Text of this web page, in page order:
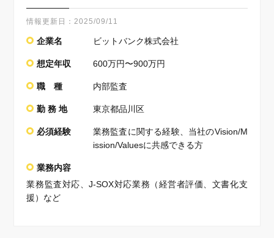
情報更新日：2025/09/11
企業名 ビットバンク株式会社
想定年収 600万円〜900万円
職 種 内部監査
勤 務 地 東京都品川区
必須経験
業務監査に関する経験、当社のVision/M
ission/Valuesに共感できる方
業務内容
業務監査対応、J-SOX対応業務（経営者評価、文書化支
援）など